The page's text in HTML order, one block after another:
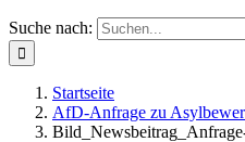
Suche nach:
Startseite
AfD-Anfrage zu